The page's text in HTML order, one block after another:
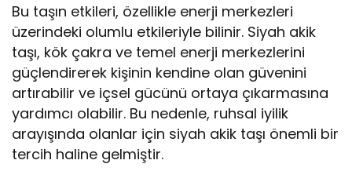
Bu taşın etkileri, özellikle enerji merkezleri
üzerindeki olumlu etkileriyle bilinir. Siyah akik
taşı, kök çakra ve temel enerji merkezlerini
güçlendirerek kişinin kendine olan güvenini
artırabilir ve içsel gücünü ortaya çıkarmasına
yardımcı olabilir. Bu nedenle, ruhsal iyilik
arayışında olanlar için siyah akik taşı önemli bir
tercih haline gelmiştir.